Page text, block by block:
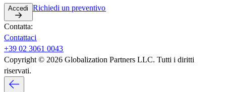
Accedi​​ Richiedi un preventivo​​
Contatta:​​
Contattaci​​
+39 02 3061 0043​​
Copyright © 2026 Globalization Partners LLC. Tutti i diritti
riservati.​​